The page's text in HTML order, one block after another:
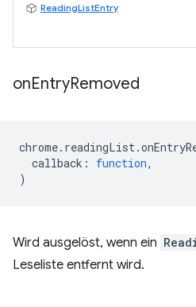
ReadingListEntry
onEntryRemoved
chrome. readingList .
callback : function,
)
Wird ausgelöst, wenn ein
Leseliste entfernt wird.